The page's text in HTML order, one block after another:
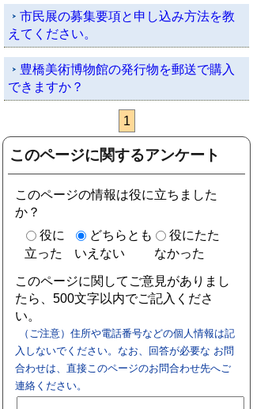
市民展の募集要項と申し込み方法を教
えてください。
豊橋美術博物館の発行物を郵送で購入
できますか？
1
このページに関するアンケート
このページの情報は役に立ちました
か？
役に
立った
どちらとも
いえない
役にたた
なかった
このページに関してご意見がありまし
たら、500文字以内でご記入くださ
い。
（ご注意）住所や電話番号などの個人情報は記
入しないでください。なお、回答が必要な お問
合わせは、直接このページのお問合わせ先へご
連絡ください。